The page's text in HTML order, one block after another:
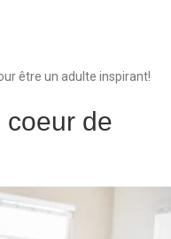
être un adulte inspirant!
coeur de